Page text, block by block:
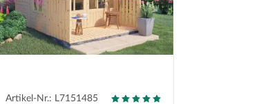
Artikel-Nr.: L7151485